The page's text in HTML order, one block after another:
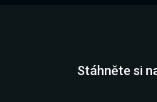
Stáhněte si